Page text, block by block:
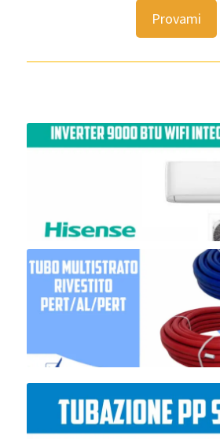
Provami